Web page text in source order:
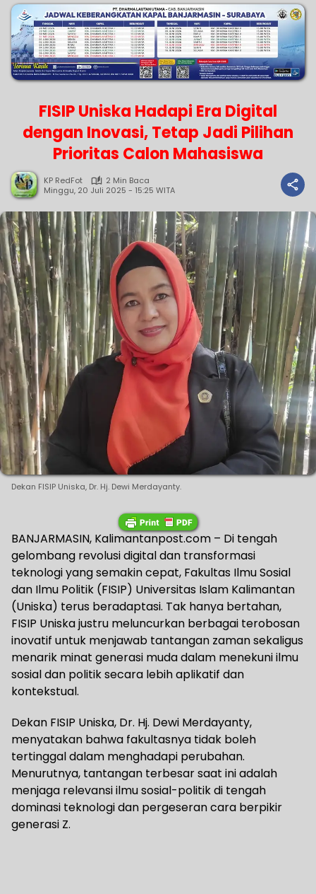
FISIP Uniska Hadapi Era Digital
dengan Inovasi, Tetap Jadi Pilihan
Prioritas Calon Mahasiswa
KP RedFot
2 Min Baca
Minggu, 20 Juli 2025 - 15:25 WITA
Dekan FISIP Uniska, Dr. Hj. Dewi Merdayanty.
BANJARMASIN, Kalimantanpost.com – Di tengah
gelombang revolusi digital dan transformasi
teknologi yang semakin cepat, Fakultas Ilmu Sosial
dan Ilmu Politik (FISIP) Universitas Islam Kalimantan
(Uniska) terus beradaptasi. Tak hanya bertahan,
FISIP Uniska justru meluncurkan berbagai terobosan
inovatif untuk menjawab tantangan zaman sekaligus
menarik minat generasi muda dalam menekuni ilmu
sosial dan politik secara lebih aplikatif dan
kontekstual.
Dekan FISIP Uniska, Dr. Hj. Dewi Merdayanty,
menyatakan bahwa fakultasnya tidak boleh
tertinggal dalam menghadapi perubahan.
Menurutnya, tantangan terbesar saat ini adalah
menjaga relevansi ilmu sosial-politik di tengah
dominasi teknologi dan pergeseran cara berpikir
generasi Z.